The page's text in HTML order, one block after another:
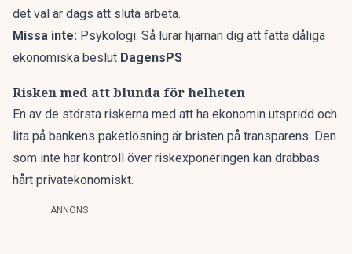
det väl är dags att sluta arbeta.
Missa inte: Psykologi: Så lurar hjärnan dig att fatta dåliga
ekonomiska beslut DagensPS
Risken med att blunda för helheten
En av de största riskerna med att ha ekonomin utspridd och
lita på bankens paketlösning är bristen på transparens. Den
som inte har kontroll över riskexponeringen kan drabbas
hårt privatekonomiskt.
ANNONS